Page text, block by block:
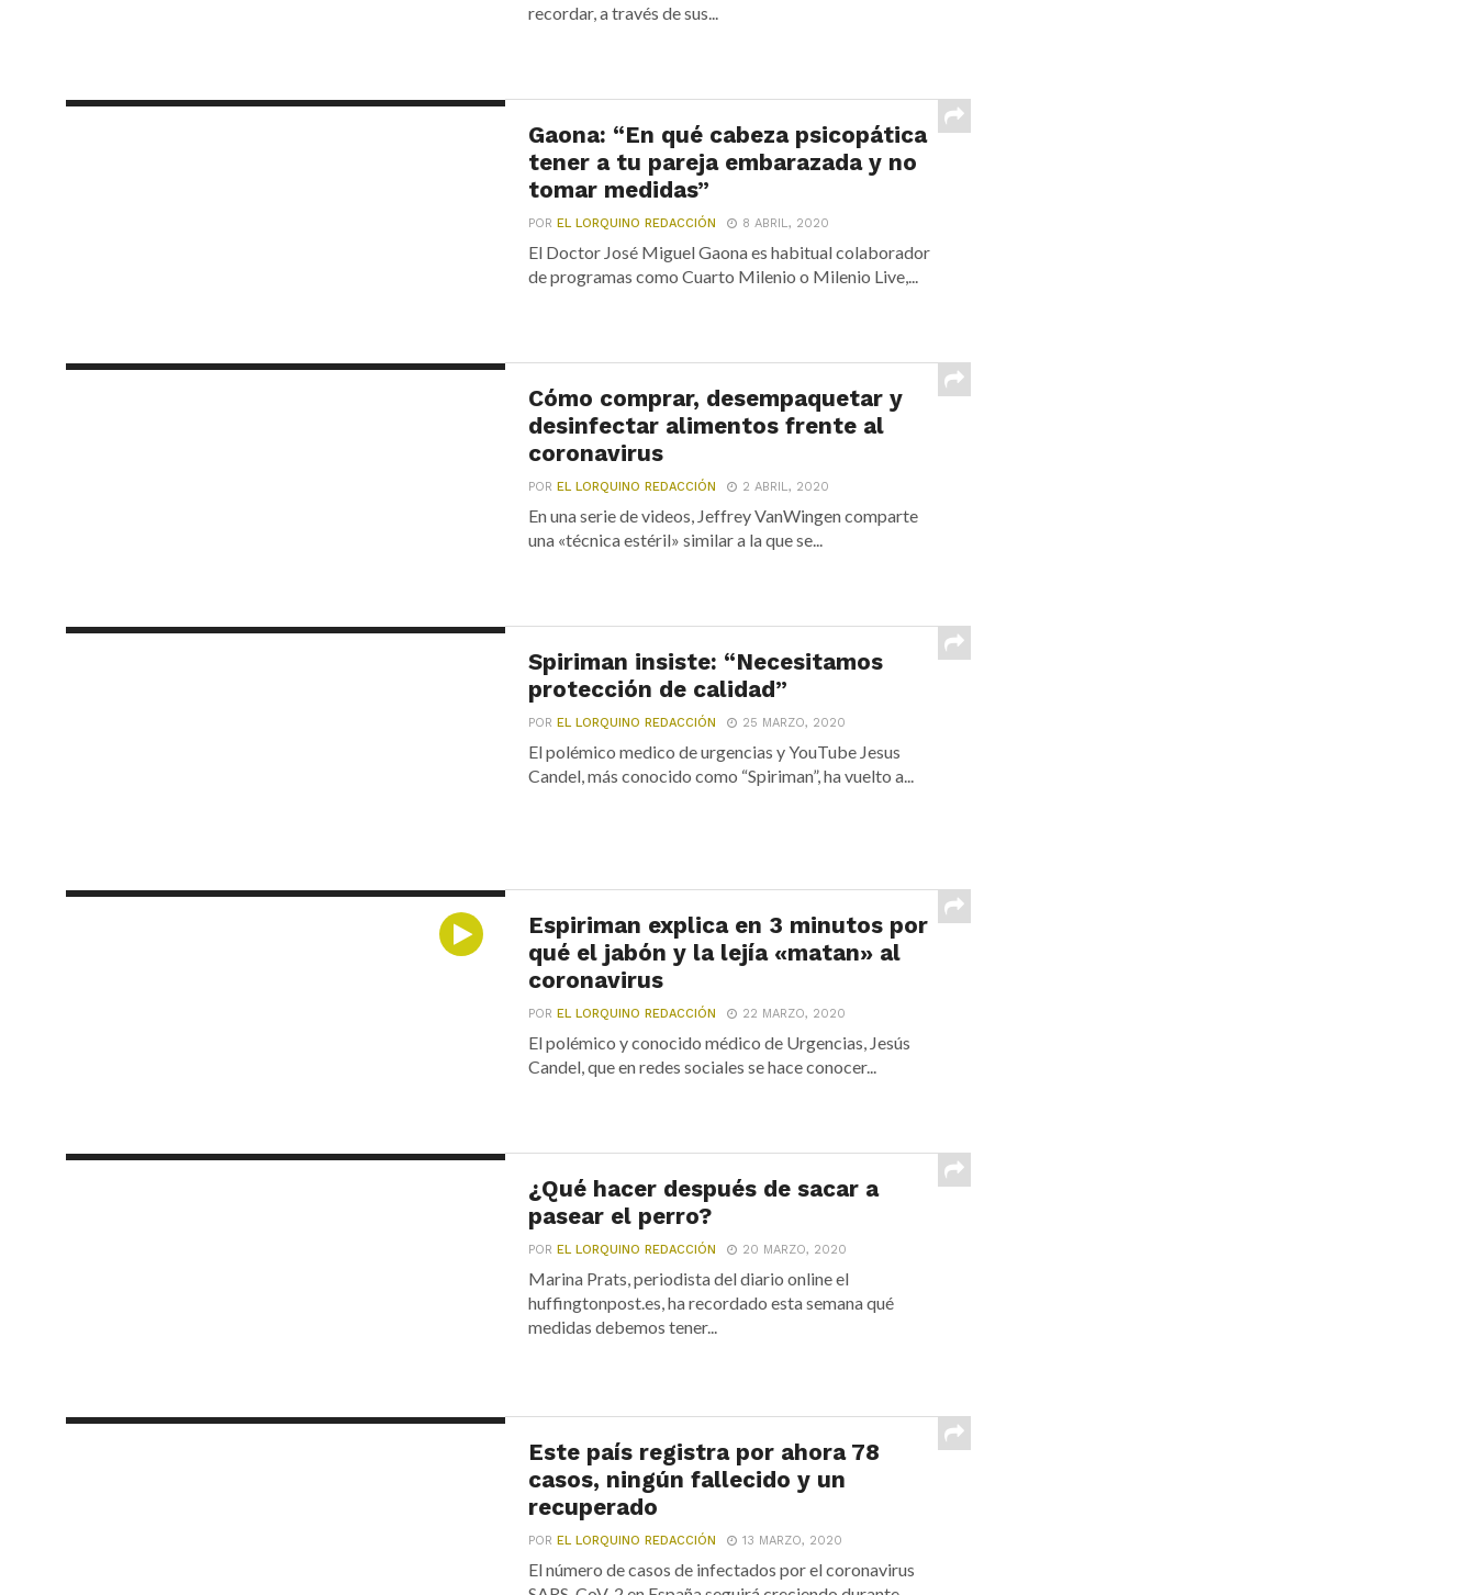
recordar, a través de sus...
Gaona: “En qué cabeza psicopática
tener a tu pareja embarazada y no
tomar medidas”
POREL LORQUINO REDACCIÓN 8 ABRIL, 2020
El Doctor José Miguel Gaona es habitual colaborador
de programas como Cuarto Milenio o Milenio Live,...
Cómo comprar, desempaquetar y
desinfectar alimentos frente al
coronavirus
POREL LORQUINO REDACCIÓN 2 ABRIL, 2020
En una serie de videos, Jeffrey VanWingen comparte
una «técnica estéril» similar a la que se...
Spiriman insiste: “Necesitamos
protección de calidad”
POREL LORQUINO REDACCIÓN 25 MARZO, 2020
El polémico medico de urgencias y YouTube Jesus
Candel, más conocido como “Spiriman”, ha vuelto a...
Espiriman explica en 3 minutos por
qué el jabón y la lejía «matan» al
coronavirus
POREL LORQUINO REDACCIÓN 22 MARZO, 2020
El polémico y conocido médico de Urgencias, Jesús
Candel, que en redes sociales se hace conocer...
¿Qué hacer después de sacar a
pasear el perro?
POREL LORQUINO REDACCIÓN 20 MARZO, 2020
Marina Prats, periodista del diario online el
huffingtonpost.es, ha recordado esta semana qué
medidas debemos tener...
Este país registra por ahora 78
casos, ningún fallecido y un
recuperado
POREL LORQUINO REDACCIÓN 13 MARZO, 2020
El número de casos de infectados por el coronavirus